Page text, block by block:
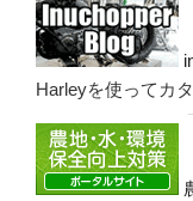
Harleyを使ってカ